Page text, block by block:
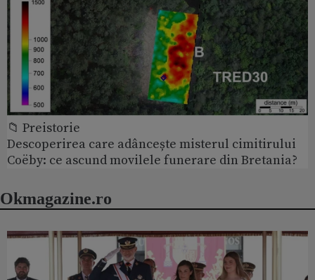
📁 Preistorie
Descoperirea care adâncește misterul cimitirului
Coëby: ce ascund movilele funerare din Bretania?
Okmagazine.ro